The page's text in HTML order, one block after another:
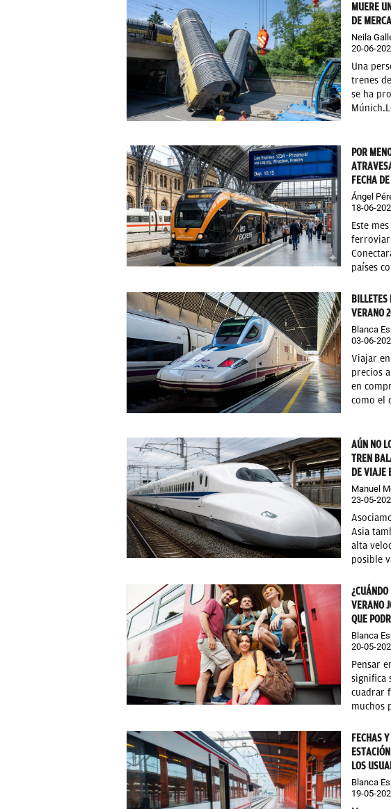
MUERE
DE
Neila
20-06-
Una
trenes
se ha
POR
FECHA
Ángel
18-06-
Este
países
BILLETES
VERANO
Blanca
03-06-
Viajar
precios
en
como el
AÚN NO
TREN
DE VIAJE
Manuel
23-05-
Asia
alta
posible
VERANO
QUE
Blanca
20-05-
Pensar
significa
cuadrar
muchos
FECHAS
LOS
Blanca
19-05-